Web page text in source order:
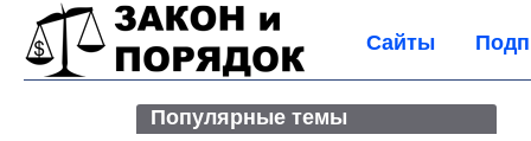
Сайты
Популярные темы